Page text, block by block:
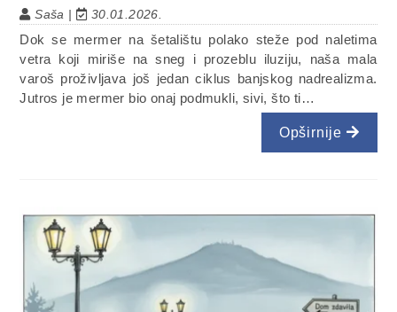
Saša | 30.01.2026.
Dok se mermer na šetalištu polako steže pod naletima
vetra koji miriše na sneg i prozeblu iluziju, naša mala
varoš proživljava još jedan ciklus banjskog nadrealizma.
Jutros je mermer bio onaj podmukli, sivi, što ti…
Opširnije